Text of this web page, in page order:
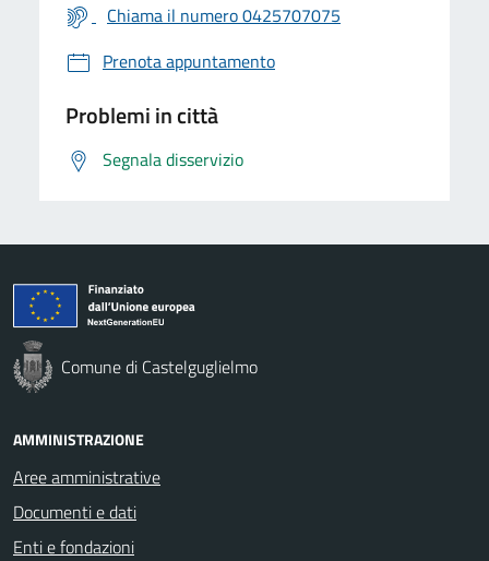
Chiama il numero 0425707075
Prenota appuntamento
Problemi in città
Segnala disservizio
Comune di Castelguglielmo
AMMINISTRAZIONE
Aree amministrative
Documenti e dati
Enti e fondazioni